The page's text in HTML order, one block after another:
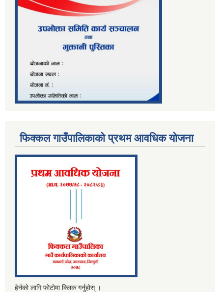
फिक्कल गाउँपालिकाको प्रथम आवधिक योजना
हेर्नको लागि फोटोमा क्लिक गर्नुहोस् ।